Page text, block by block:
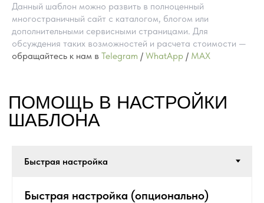
Данный шаблон можно развить в полноценный
многостраничный сайт с каталогом, блогом или
дополнительными сервисными страницами. Для
обсуждения таких возможностей и расчета стоимости —
обращайтесь к нам в Telegram / WhatApp / MAX
Быстрая настройка (опционально)
НА TILDA